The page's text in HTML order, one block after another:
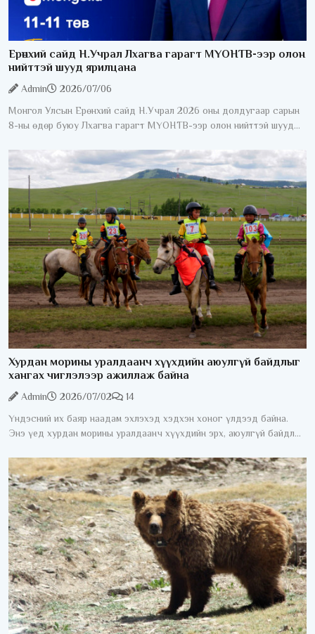
Ерөнхий сайд Н.Учрал Лхагва гарагт МҮОНТВ-ээр олон
нийттэй шууд ярилцана
Admin
2026/07/06
Монгол Улсын Ерөнхий сайд Н.Учрал 2026 оны долдугаар сарын
8-ны өдөр буюу Лхагва гарагт МҮОНТВ-ээр олон нийттэй шууд
Хурдан морины уралдаанч хүүхдийн аюулгүй байдлыг
хангах чиглэлээр ажиллаж байна
Admin 2026/07/02
14
Үндэсний их баяр наадам эхлэхэд хэдхэн хоног үлдээд байна.
Энэ үед хурдан морины уралдаанч хүүхдийн эрх, аюулгүй байдлыг
морины